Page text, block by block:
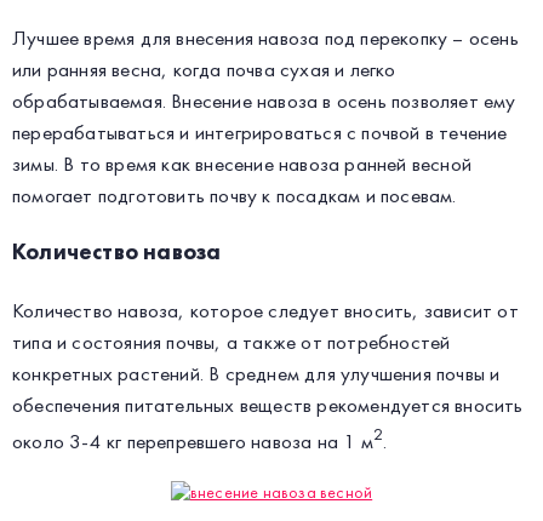
Лучшее время для внесения навоза под перекопку – осень
или ранняя весна, когда почва сухая и легко
обрабатываемая. Внесение навоза в осень позволяет ему
перерабатываться и интегрироваться с почвой в течение
зимы. В то время как внесение навоза ранней весной
помогает подготовить почву к посадкам и посевам.
Количество навоза
Количество навоза, которое следует вносить, зависит от
типа и состояния почвы, а также от потребностей
конкретных растений. В среднем для улучшения почвы и
обеспечения питательных веществ рекомендуется вносить
около 3-4 кг перепревшего навоза на 1 м2.